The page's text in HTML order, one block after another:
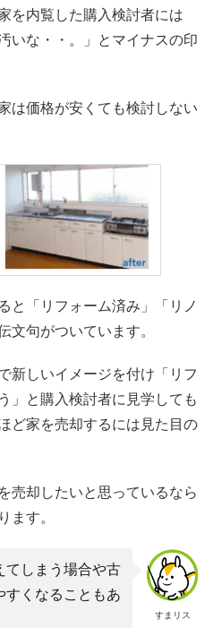
を内覧した購入検討者には
いな・・。」とマイナスの印
は価格が安くても検討しない
と「リフォーム済み」「リノ
文句がついています。
新しいイメージを付け「リフ
」と購入検討者に見学しても
ど家を売却するには見た目の
売却したいと思っているなら
ます。
すまリス
てしまう場合や古
すくなることもあ